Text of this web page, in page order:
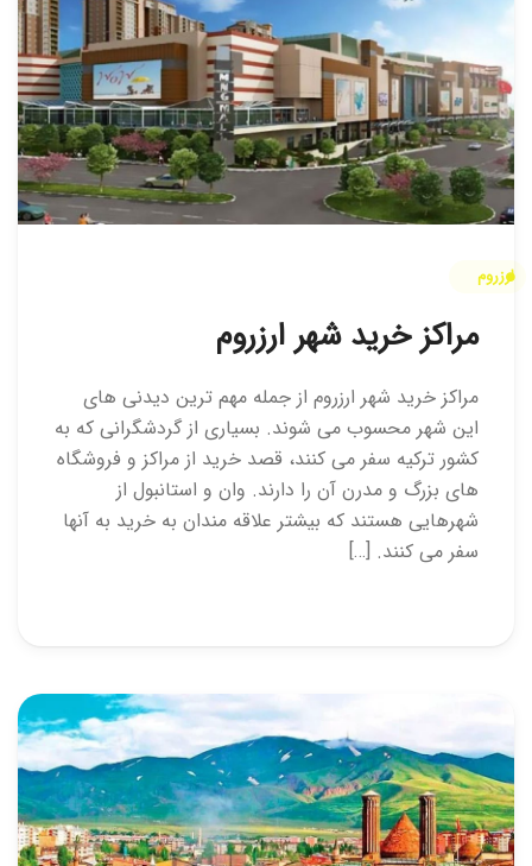
ارزروم
مراکز خرید شهر ارزروم
مراکز خرید شهر ارزروم از جمله مهم ترین دیدنی های
این شهر محسوب می شوند. بسیاری از گردشگرانی که به
کشور ترکیه سفر می کنند، قصد خرید از مراکز و فروشگاه
های بزرگ و مدرن آن را دارند. وان و استانبول از
شهرهایی هستند که بیشتر علاقه مندان به خرید به آنها
سفر می کنند. […]